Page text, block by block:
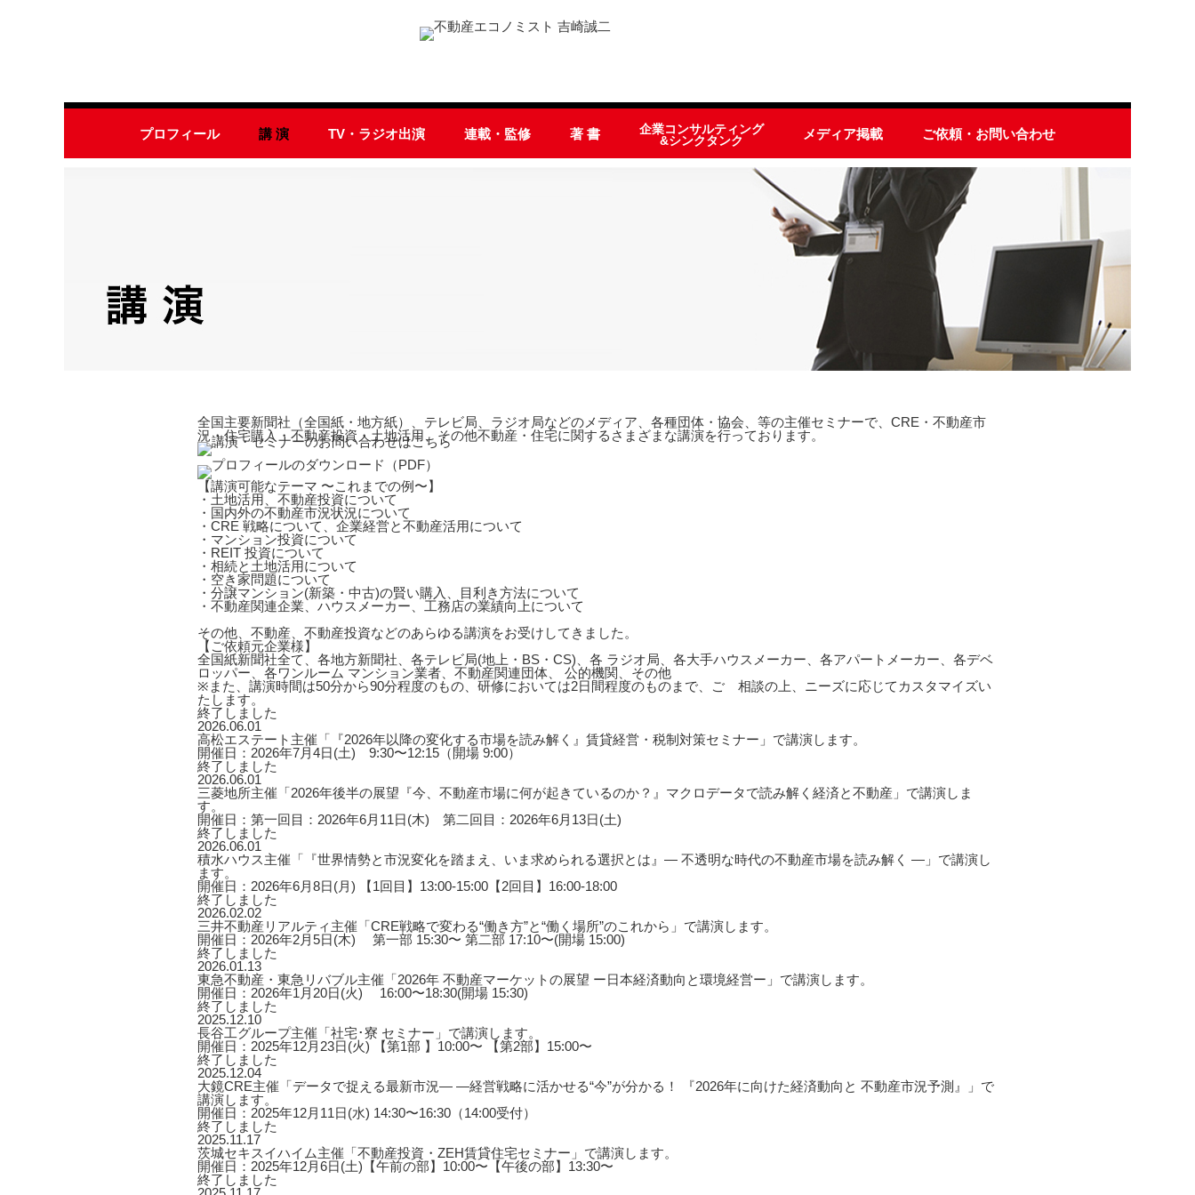
プロフィール 講 演 TV・ラジオ出演 連載・監修 著 書
企業コンサルティング
&シンクタンク
メディア掲載 ご依頼・お問い合わせ
全国主要新聞社（全国紙・地方紙）、テレビ局、ラジオ局などのメディア、各種団体・協会、等の主催セミナーで、CRE・不動産市
況・住宅購入・不動産投資・土地活用、その他不動産・住宅に関するさまざまな講演を行っております。
【講演可能なテーマ 〜これまでの例〜】
・土地活用、不動産投資について
・国内外の不動産市況状況について
・CRE 戦略について、企業経営と不動産活用について
・マンション投資について
・REIT 投資について
・相続と土地活用について
・空き家問題について
・分譲マンション(新築・中古)の賢い購入、目利き方法について
・不動産関連企業、ハウスメーカー、工務店の業績向上について
その他、不動産、不動産投資などのあらゆる講演をお受けしてきました。
【ご依頼元企業様】
全国紙新聞社全て、各地方新聞社、各テレビ局(地上・BS・CS)、各 ラジオ局、各大手ハウスメーカー、各アパートメーカー、各デベ
ロッパー、各ワンルーム マンション業者、不動産関連団体、 公的機関、その他
※また、講演時間は50分から90分程度のもの、研修においては2日間程度のものまで、ご゙相談の上、ニーズに応じてカスタマイズい
たします。
終了しました
2026.06.01
高松エステート主催「『2026年以降の変化する市場を読み解く』賃貸経営・税制対策セミナー」で講演します。
開催日：2026年7月4日(土) 9:30〜12:15（開場 9:00）
終了しました
2026.06.01
三菱地所主催「2026年後半の展望『今、不動産市場に何が起きているのか？』マクロデータで読み解く経済と不動産」で講演しま
す。
開催日：第一回目：2026年6月11日(木) 第二回目：2026年6月13日(土)
終了しました
2026.06.01
積水ハウス主催「『世界情勢と市況変化を踏まえ、いま求められる選択とは』― 不透明な時代の不動産市場を読み解く ―」で講演し
ます。
開催日：2026年6月8日(月) 【1回目】13:00-15:00【2回目】16:00-18:00
終了しました
2026.02.02
三井不動産リアルティ主催「CRE戦略で変わる“働き方”と“働く場所”のこれから」で講演します。
開催日：2026年2月5日(木) 第一部 15:30〜 第二部 17:10〜(開場 15:00)
終了しました
2026.01.13
東急不動産・東急リバブル主催「2026年 不動産マーケットの展望 ー日本経済動向と環境経営ー」で講演します。
開催日：2026年1月20日(火) 16:00〜18:30(開場 15:30)
終了しました
2025.12.10
長谷工グループ主催「社宅･寮 セミナー」で講演します。
開催日：2025年12月23日(火) 【第1部 】10:00〜 【第2部】15:00〜
終了しました
2025.12.04
大鏡CRE主催「データで捉える最新市況― ―経営戦略に活かせる“今”が分かる！ 『2026年に向けた経済動向と 不動産市況予測』」で
講演します。
開催日：2025年12月11日(水) 14:30〜16:30（14:00受付）
終了しました
2025.11.17
茨城セキスイハイム主催「不動産投資・ZEH賃貸住宅セミナー」で講演します。
開催日：2025年12月6日(土)【午前の部】10:00〜【午後の部】13:30〜
終了しました